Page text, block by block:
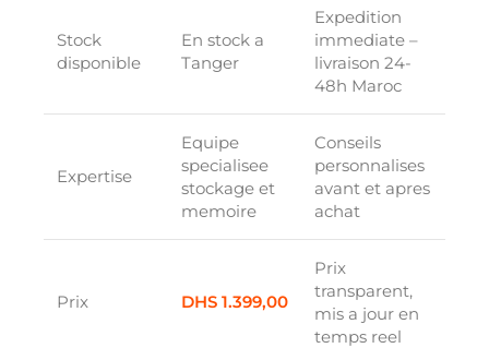
Stock
disponible
En stock a
Tanger
Expedition
immediate –
livraison 24-
48h Maroc
Expertise
Equipe
specialisee
stockage et
memoire
Conseils
personnalises
avant et apres
achat
Prix DHS 1.399,00
Prix
transparent,
mis a jour en
temps reel